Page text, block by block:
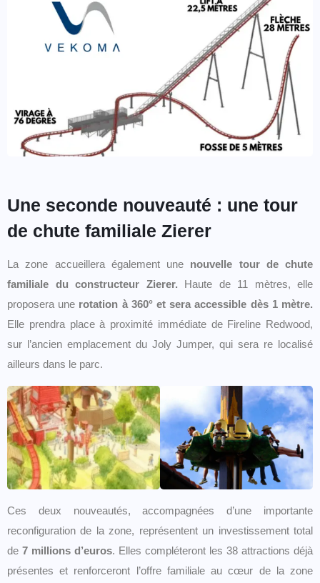
Une seconde nouveauté : une tour
de chute familiale Zierer
La zone accueillera également une nouvelle tour de chute
familiale du constructeur Zierer. Haute de 11 mètres, elle
proposera une rotation à 360° et sera accessible dès 1 mètre.
Elle prendra place à proximité immédiate de Fireline Redwood,
sur l’ancien emplacement du Joly Jumper, qui sera re localisé
ailleurs dans le parc.
Ces deux nouveautés, accompagnées d’une importante
reconfiguration de la zone, représentent un investissement total
de 7 millions d’euros. Elles compléteront les 38 attractions déjà
présentes et renforceront l’offre familiale au cœur de la zone